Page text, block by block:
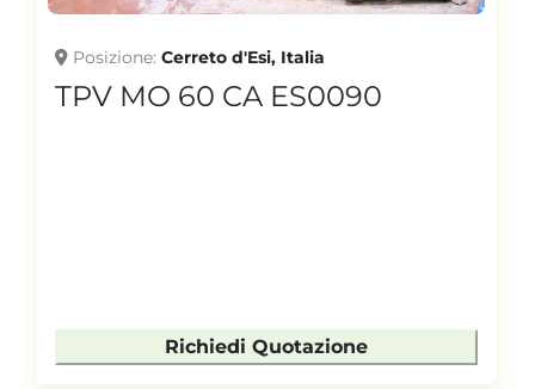
Posizione Cerreto d'Esi, Italia
TPV MO 60 CA ES0090
Richiedi Quotazione